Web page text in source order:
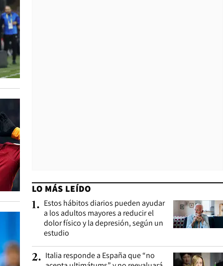
LO MÁS LEÍDO
1. Estos hábitos diarios pueden ayudar
a los adultos mayores a reducir el
dolor físico y la depresión, según un
estudio
2. Italia responde a España que “no